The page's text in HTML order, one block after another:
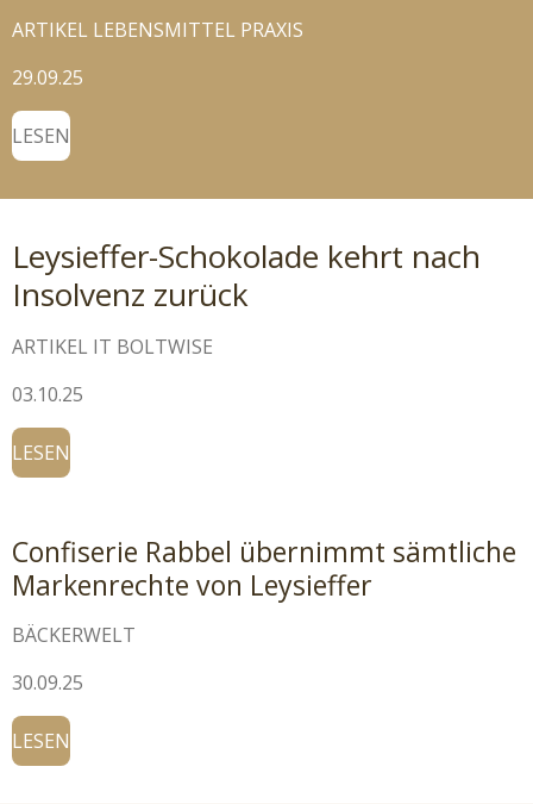
ARTIKEL LEBENSMITTEL PRAXIS
29.09.25
LESEN
Leysieffer-Schokolade kehrt nach
Insolvenz zurück
ARTIKEL IT BOLTWISE
03.10.25
LESEN
Confiserie Rabbel übernimmt sämtliche
Markenrechte von Leysieffer
BÄCKERWELT
30.09.25
LESEN